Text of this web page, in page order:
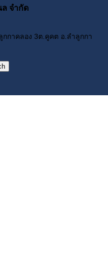
ล จำกัด
กกาคลอง 3ต.คูคต อ.ลำลูกกา